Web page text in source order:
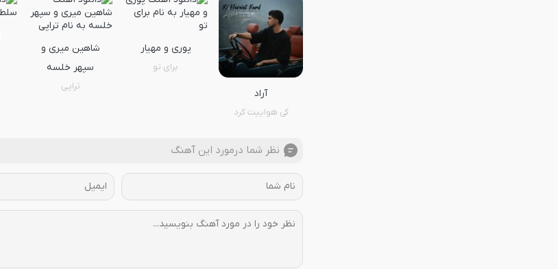
آراد
کی هواییت کرد
پوری و مهیار
برای تو
شاهین میری و
سپهر خلسه
تراپی
نظر شما درمورد این آهنگ